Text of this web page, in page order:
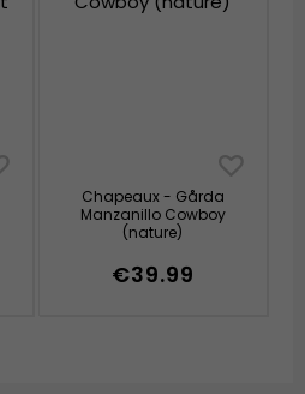
Chapeaux - Gårda
Manzanillo Cowboy
(nature)
€39.99